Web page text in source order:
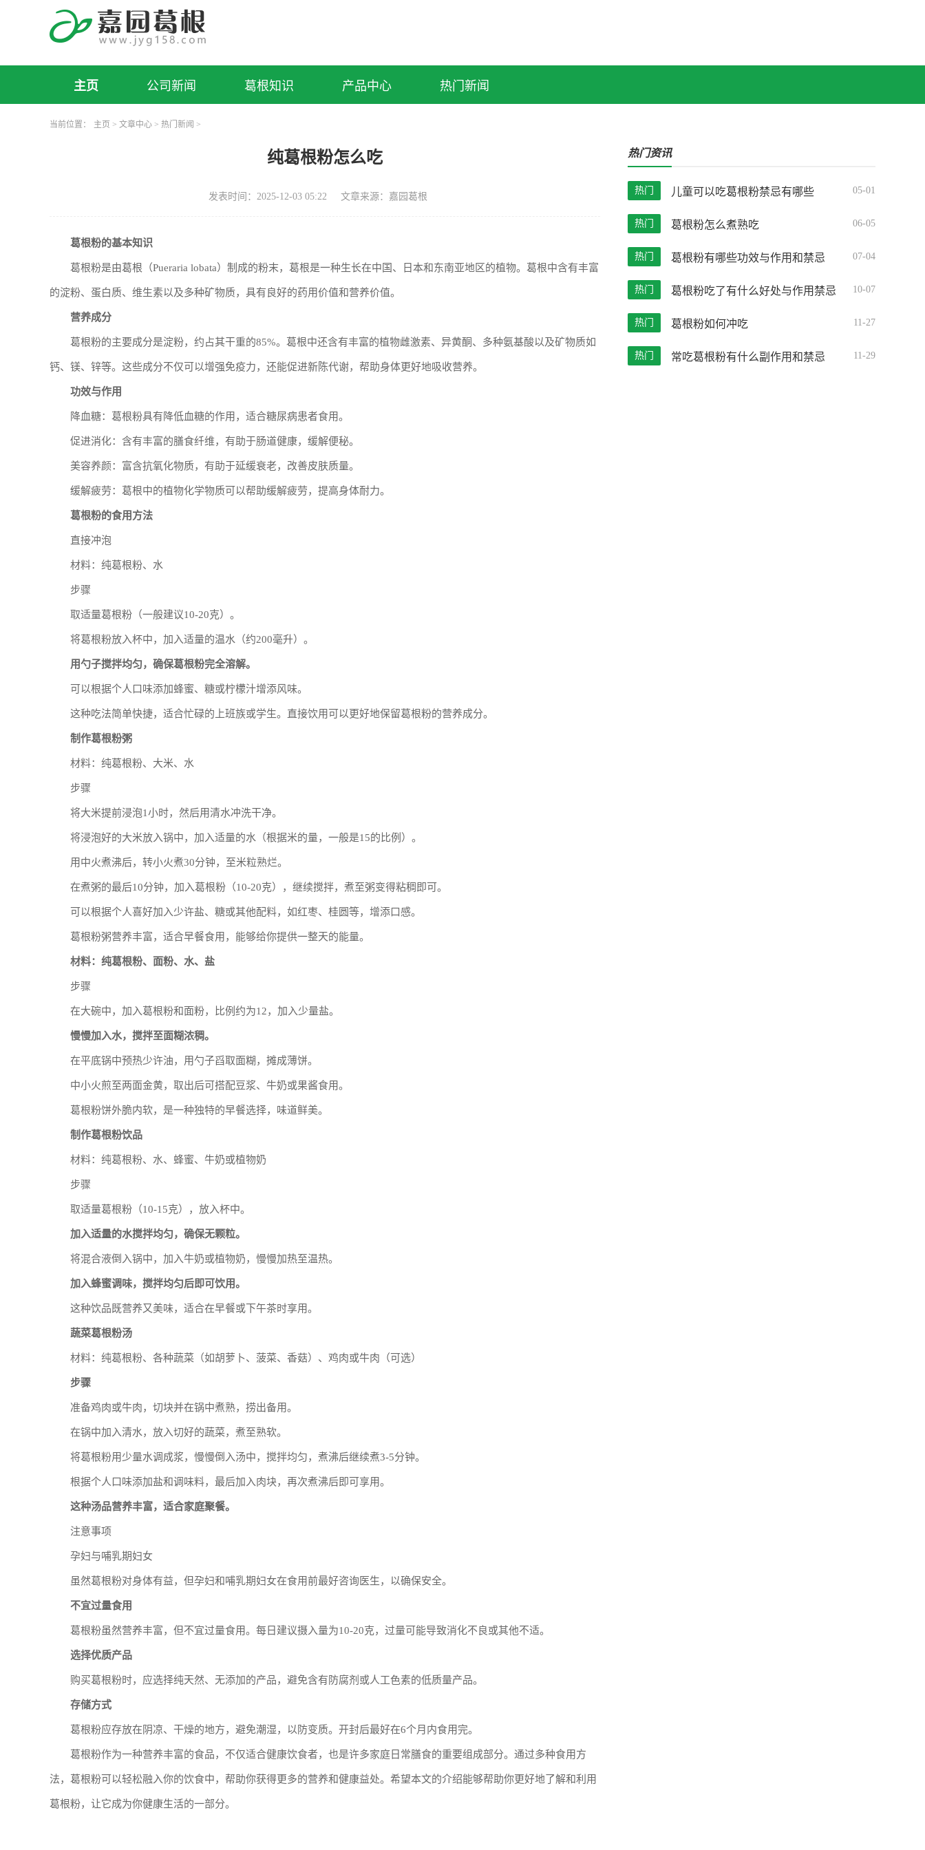
主页 公司新闻 葛根知识 产品中心 热门新闻
当前位置： 主页 > 文章中心 > 热门新闻 >
纯葛根粉怎么吃
发表时间：2025-12-03 05:22 文章来源：嘉园葛根
葛根粉的基本知识
葛根粉是由葛根（Pueraria lobata）制成的粉末，葛根是一种生长在中国、日本和东南亚地区的植物。葛根中含有丰富
的淀粉、蛋白质、维生素以及多种矿物质，具有良好的药用价值和营养价值。
营养成分
葛根粉的主要成分是淀粉，约占其干重的85%。葛根中还含有丰富的植物雌激素、异黄酮、多种氨基酸以及矿物质如
钙、镁、锌等。这些成分不仅可以增强免疫力，还能促进新陈代谢，帮助身体更好地吸收营养。
功效与作用
降血糖：葛根粉具有降低血糖的作用，适合糖尿病患者食用。
促进消化：含有丰富的膳食纤维，有助于肠道健康，缓解便秘。
美容养颜：富含抗氧化物质，有助于延缓衰老，改善皮肤质量。
缓解疲劳：葛根中的植物化学物质可以帮助缓解疲劳，提高身体耐力。
葛根粉的食用方法
直接冲泡
材料：纯葛根粉、水
步骤
取适量葛根粉（一般建议10-20克）。
将葛根粉放入杯中，加入适量的温水（约200毫升）。
用勺子搅拌均匀，确保葛根粉完全溶解。
可以根据个人口味添加蜂蜜、糖或柠檬汁增添风味。
这种吃法简单快捷，适合忙碌的上班族或学生。直接饮用可以更好地保留葛根粉的营养成分。
制作葛根粉粥
材料：纯葛根粉、大米、水
步骤
将大米提前浸泡1小时，然后用清水冲洗干净。
将浸泡好的大米放入锅中，加入适量的水（根据米的量，一般是15的比例）。
用中火煮沸后，转小火煮30分钟，至米粒熟烂。
在煮粥的最后10分钟，加入葛根粉（10-20克），继续搅拌，煮至粥变得粘稠即可。
可以根据个人喜好加入少许盐、糖或其他配料，如红枣、桂圆等，增添口感。
葛根粉粥营养丰富，适合早餐食用，能够给你提供一整天的能量。
材料：纯葛根粉、面粉、水、盐
步骤
在大碗中，加入葛根粉和面粉，比例约为12，加入少量盐。
慢慢加入水，搅拌至面糊浓稠。
在平底锅中预热少许油，用勺子舀取面糊，摊成薄饼。
中小火煎至两面金黄，取出后可搭配豆浆、牛奶或果酱食用。
葛根粉饼外脆内软，是一种独特的早餐选择，味道鲜美。
制作葛根粉饮品
材料：纯葛根粉、水、蜂蜜、牛奶或植物奶
步骤
取适量葛根粉（10-15克），放入杯中。
加入适量的水搅拌均匀，确保无颗粒。
将混合液倒入锅中，加入牛奶或植物奶，慢慢加热至温热。
加入蜂蜜调味，搅拌均匀后即可饮用。
这种饮品既营养又美味，适合在早餐或下午茶时享用。
蔬菜葛根粉汤
材料：纯葛根粉、各种蔬菜（如胡萝卜、菠菜、香菇）、鸡肉或牛肉（可选）
步骤
准备鸡肉或牛肉，切块并在锅中煮熟，捞出备用。
在锅中加入清水，放入切好的蔬菜，煮至熟软。
将葛根粉用少量水调成浆，慢慢倒入汤中，搅拌均匀，煮沸后继续煮3-5分钟。
根据个人口味添加盐和调味料，最后加入肉块，再次煮沸后即可享用。
这种汤品营养丰富，适合家庭聚餐。
注意事项
孕妇与哺乳期妇女
虽然葛根粉对身体有益，但孕妇和哺乳期妇女在食用前最好咨询医生，以确保安全。
不宜过量食用
葛根粉虽然营养丰富，但不宜过量食用。每日建议摄入量为10-20克，过量可能导致消化不良或其他不适。
选择优质产品
购买葛根粉时，应选择纯天然、无添加的产品，避免含有防腐剂或人工色素的低质量产品。
存储方式
葛根粉应存放在阴凉、干燥的地方，避免潮湿，以防变质。开封后最好在6个月内食用完。
葛根粉作为一种营养丰富的食品，不仅适合健康饮食者，也是许多家庭日常膳食的重要组成部分。通过多种食用方
法，葛根粉可以轻松融入你的饮食中，帮助你获得更多的营养和健康益处。希望本文的介绍能够帮助你更好地了解和利用
葛根粉，让它成为你健康生活的一部分。
热门资讯
热门 儿童可以吃葛根粉禁忌有哪些 05-01
热门 葛根粉怎么煮熟吃 06-05
热门 葛根粉有哪些功效与作用和禁忌 07-04
热门 葛根粉吃了有什么好处与作用禁忌 10-07
热门 葛根粉如何冲吃 11-27
热门 常吃葛根粉有什么副作用和禁忌 11-29